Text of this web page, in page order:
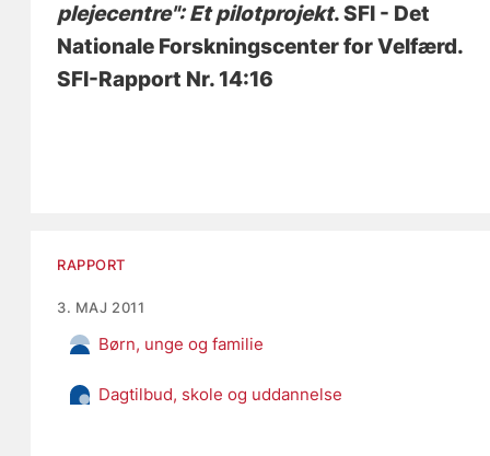
plejecentre": Et pilotprojekt. SFI - Det
Nationale Forskningscenter for Velfærd.
SFI-Rapport Nr. 14:16
RAPPORT
3. MAJ 2011
Børn, unge og familie
Dagtilbud, skole og uddannelse